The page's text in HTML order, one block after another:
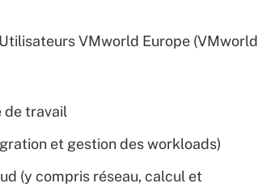
VMworld Europe (VMworld
de travail
et gestion des workloads)
(y compris réseau, calcul et